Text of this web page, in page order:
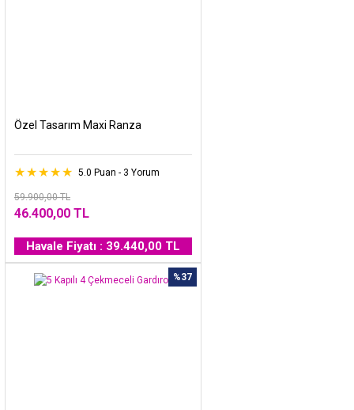
Özel Tasarım Maxi Ranza
5.0 Puan - 3 Yorum
59.900,00 TL
46.400,00 TL
Havale Fiyatı : 39.440,00 TL
%37